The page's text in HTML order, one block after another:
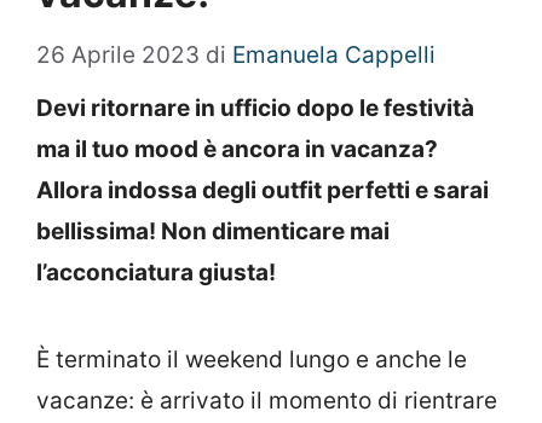
26 Aprile 2023 di Emanuela Cappelli
Devi ritornare in ufficio dopo le festività
ma il tuo mood è ancora in vacanza?
Allora indossa degli outfit perfetti e sarai
bellissima! Non dimenticare mai
l’acconciatura giusta!
È terminato il weekend lungo e anche le
vacanze: è arrivato il momento di rientrare